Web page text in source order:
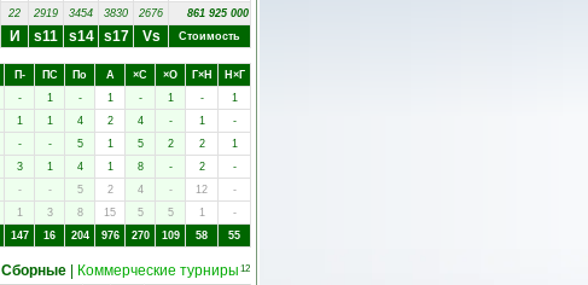
22 2919 3454 3830 2676 861 925 000
И s11 s14 s17 Vs Стоимость
П- ПC Пo А ×C ×O Г×Н
Н×Г
- 1 - 1 - 1 -
1
1 1 4 2 4 - 1
-
- - 5 1 5 2 2
1
3 1 4 1 8 - 2
-
- - 5 2 4 - 12
-
1 3 8 15 5 5 1
-
147 16 204 976 270 109 58 55
Сборные Коммерческие турниры 12